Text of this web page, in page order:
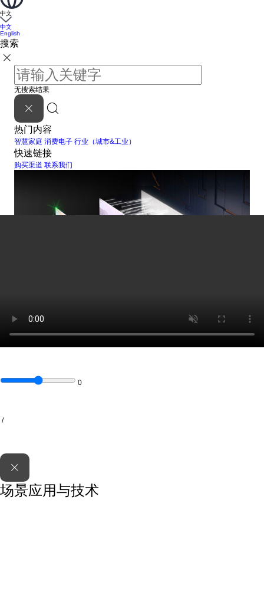
中文
中文
English
搜索
无搜索结果
热门内容
智慧家庭 消费电子 行业（城市&工业）
快速链接
购买渠道 联系我们
朱雀绿色节能解决方案
朱雀显示引领产业新质升级
0
/
场景应用与技术